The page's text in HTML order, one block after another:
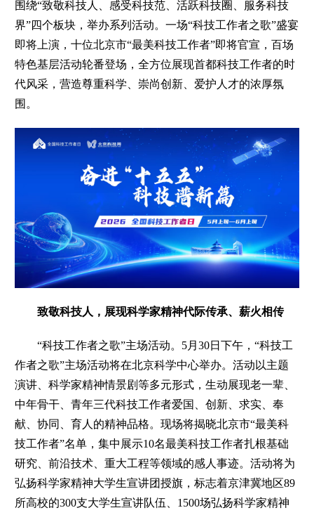
围绕“致敬科技人、感受科技范、活跃科技圈、服务科技
界”四个板块，举办系列活动。一场“科技工作者之歌”盛宴
即将上演，十位北京市“最美科技工作者”即将官宣，百场
特色基层活动轮番登场，全方位展现首都科技工作者的时
代风采，营造尊重科学、崇尚创新、爱护人才的浓厚氛
围。
致敬科技人，展现科学家精神代际传承、薪火相传
“科技工作者之歌”主场活动。 5月30日下午，“科技工
作者之歌”主场活动将在北京科学中心举办。活动以主题
演讲、科学家精神情景剧等多元形式，生动展现老一辈、
中年骨干、青年三代科技工作者爱国、创新、求实、奉
献、协同、育人的精神品格。现场将揭晓北京市“最美科
技工作者”名单，集中展示10名最美科技工作者扎根基础
研究、前沿技术、重大工程等领域的感人事迹。活动将为
弘扬科学家精神大学生宣讲团授旗，标志着京津冀地区89
所高校的300支大学生宣讲队伍、1500场弘扬科学家精神